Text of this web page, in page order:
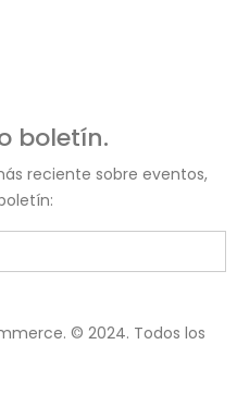
boletín.
reciente sobre eventos,
© 2024. Todos los